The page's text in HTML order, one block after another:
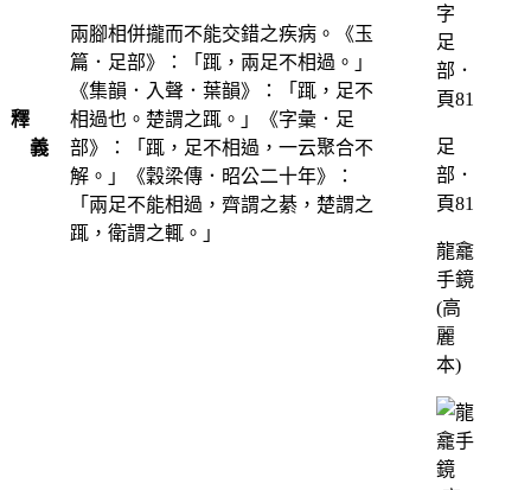
釋
義
兩腳相併攏而不能交錯之疾病。《玉
篇．足部》：「踂，兩足不相過。」
《集韻．入聲．葉韻》：「踂，足不
相過也。楚謂之踂。」《字彙．足
部》：「踂，足不相過，一云聚合不
解。」《穀梁傳．昭公二十年》：
「兩足不能相過，齊謂之綦，楚謂之
踂，衛謂之輒。」
足
部．
頁81
龍龕
手鏡
(高
麗
本)